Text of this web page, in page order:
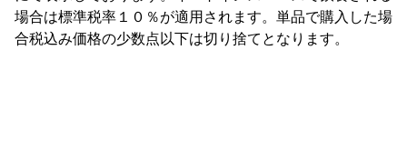
場合は標準税率１０％が適用されます。単品で購入した場
合税込み価格の少数点以下は切り捨てとなります。